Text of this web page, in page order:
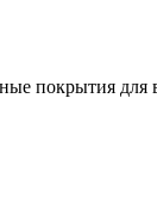
покрытия для